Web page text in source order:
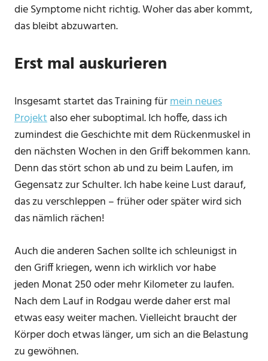
die Symptome nicht richtig. Woher das aber kommt,
das bleibt abzuwarten.
Erst mal auskurieren
Insgesamt startet das Training fürmein neues
Projektalso eher suboptimal. Ich hoffe, dass ich
zumindest die Geschichte mit dem Rückenmuskel in
den nächsten Wochen in den Griff bekommen kann.
Denn das stört schon ab und zu beim Laufen, im
Gegensatz zur Schulter. Ich habe keine Lust darauf,
das zu verschleppen – früher oder später wird sich
das nämlich rächen!
Auch die anderen Sachen sollte ich schleunigst in
den Griff kriegen, wenn ich wirklich vor habe
jeden Monat 250 oder mehr Kilometer zu laufen.
Nach dem Lauf in Rodgau werde daher erst mal
etwas easy weiter machen. Vielleicht braucht der
Körper doch etwas länger, um sich an die Belastung
zu gewöhnen.